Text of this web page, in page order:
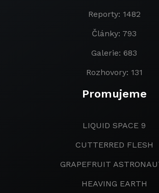
Reporty: 1482
Články: 793
Galerie: 683
Rozhovory: 131
Promujeme
LIQUID SPACE 9
CUTTERRED FLESH
GRAPEFRUIT
HEAVING EARTH